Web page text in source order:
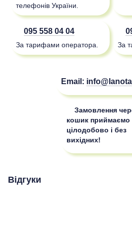
телефонів України.
095 558 04 04
За тарифами оператора. За
Email:
Замовлення
кошик приймаємо
цілодобово і без
вихідних!
Відгуки